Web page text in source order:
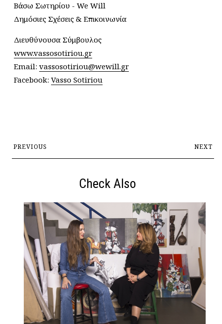
Βάσω Σωτηρίου - We Will
Δημόσιες Σχέσεις & Επικοινωνία
Διευθύνουσα Σύμβουλος
www.vassosotiriou.gr
Email: vassosotiriou@wewill.gr
Facebook: Vasso Sotiriou
PREVIOUS NEXT
Check Also